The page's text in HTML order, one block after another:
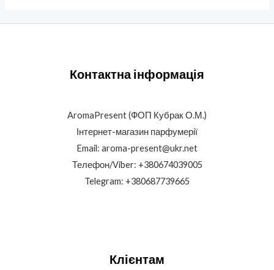
Контактна інформація
AromaPresent (ФОП Кубрак О.М.)
Інтернет-магазин парфумерії
Email: aroma-present@ukr.net
Телефон/Viber: +380674039005
Telegram: +380687739665
Клієнтам